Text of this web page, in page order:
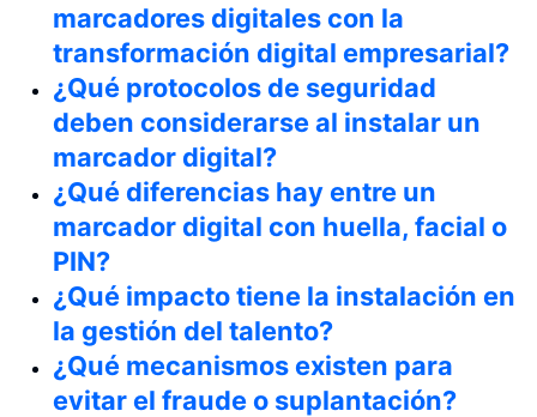
marcadores digitales con la
transformación digital empresarial?
¿Qué protocolos de seguridad
deben considerarse al instalar un
marcador digital?
¿Qué diferencias hay entre un
marcador digital con huella, facial o
PIN?
¿Qué impacto tiene la instalación en
la gestión del talento?
¿Qué mecanismos existen para
evitar el fraude o suplantación?